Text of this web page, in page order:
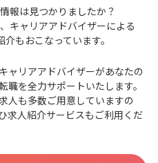
報は見つかりましたか？
キャリアアドバイザーによる
介もおこなっています。
ャリアアドバイザーがあなたの
職を全力サポートいたします。
人も多数ご用意していますの
求人紹介サービスもご利用くだ